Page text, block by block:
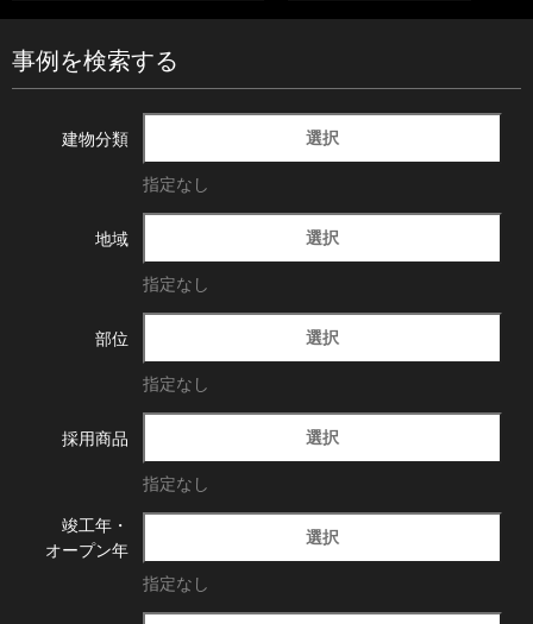
事例を検索する
建物分類 選択
指定なし
地域 選択
指定なし
部位 選択
指定なし
採用商品 選択
指定なし
竣工年・
オープン年
選択
指定なし